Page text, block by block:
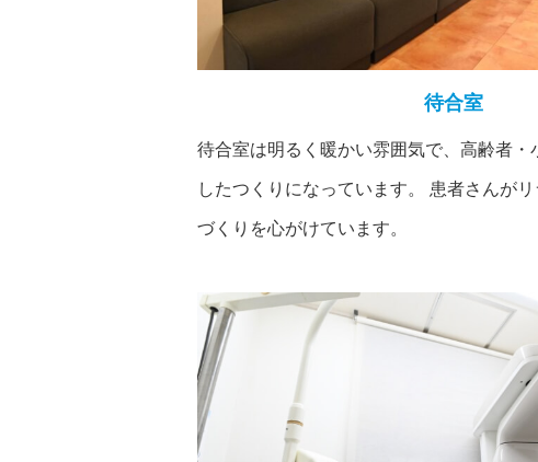
待合室
待合室は明るく暖かい雰囲気で、高齢者・
したつくりになっています。 患者さんが
づくりを心がけています。